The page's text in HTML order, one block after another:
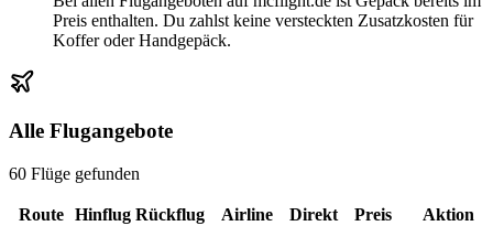
Preis enthalten. Du zahlst keine versteckten Zusatzkosten für
Koffer oder Handgepäck.
Alle Flugangebote
60 Flüge gefunden
Route Hinflug Rückflug Airline Direkt Preis
Aktion